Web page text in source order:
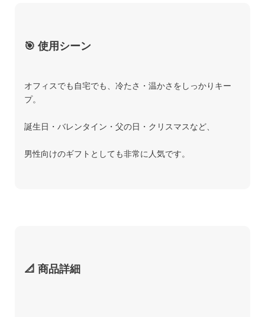
🎯 使用シーン
オフィスでも自宅でも、冷たさ・温かさをしっかりキー
プ。
誕生日・バレンタイン・父の日・クリスマスなど、
男性向けのギフトとしても非常に人気です。
📐 商品詳細